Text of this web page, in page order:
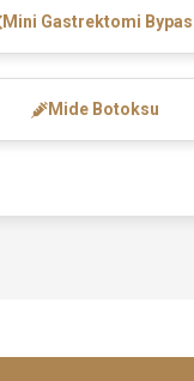
Mini Gastrektomi
Mide Botoksu